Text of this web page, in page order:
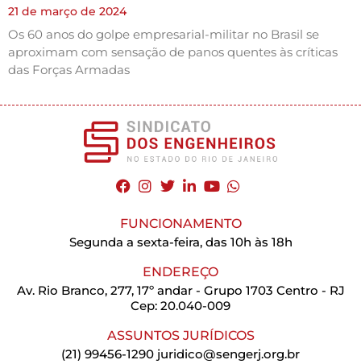
21 de março de 2024
Os 60 anos do golpe empresarial-militar no Brasil se
aproximam com sensação de panos quentes às críticas
das Forças Armadas
FUNCIONAMENTO
Segunda a sexta-feira, das 10h às 18h
ENDEREÇO
Av. Rio Branco, 277, 17º andar - Grupo 1703 Centro - RJ
Cep: 20.040-009
ASSUNTOS JURÍDICOS
(21) 99456-1290 juridico@sengerj.org.br